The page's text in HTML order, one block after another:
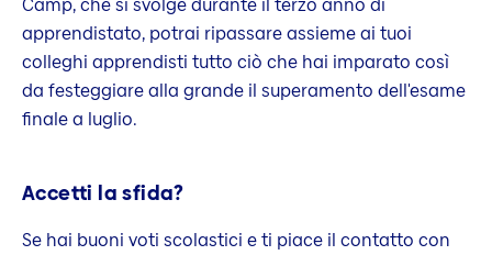
Camp, che si svolge durante il terzo anno di
apprendistato, potrai ripassare assieme ai tuoi
colleghi apprendisti tutto ciò che hai imparato così
da festeggiare alla grande il superamento dell'esame
finale a luglio.
Accetti la sfida?
Se hai buoni voti scolastici e ti piace il contatto con